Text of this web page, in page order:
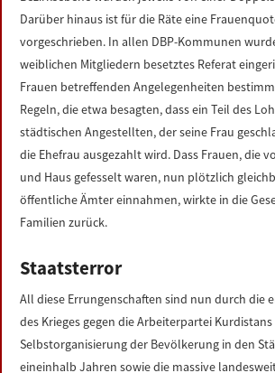
Darüber hinaus ist für die Räte eine
vorgeschrieben. In allen DBP-Kommunen
weiblichen Mitgliedern besetztes Referat
Frauen betreffenden Angelegenheiten
Regeln, die etwa besagten, dass ein Teil des
städtischen Angestellten, der seine Frau
die Ehefrau ausgezahlt wird. Dass Frauen, die
und Haus gefesselt waren, nun plötzlich
öffentliche Ämter einnahmen, wirkte in die
Familien zurück.
Staatsterror
All diese Errungenschaften sind nun durch die
des Krieges gegen die Arbeiterpartei
Selbstorganisierung der Bevölkerung in den
eineinhalb Jahren sowie die massive